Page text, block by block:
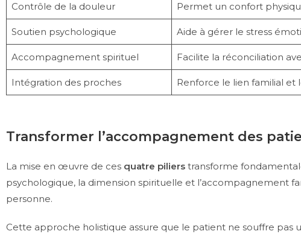
Contrôle de la douleur Permet un confort
Soutien psychologique Aide à gérer le stress
Accompagnement spirituel Facilite la réconciliation
Intégration des proches Renforce le lien familial
Transformer l’accompagnement des
La mise en œuvre de ces quatre piliers transforme
psychologique, la dimension spirituelle et l’accompagnement
personne.
Cette approche holistique assure que le patient ne souffre pas